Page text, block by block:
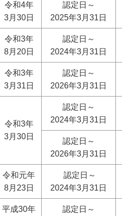
令和4年
3月30日
認定日～
2025年3月31日
令和3年
8月20日
認定日～
2024年3月31日
令和3年
3月31日
認定日～
2026年3月31日
令和3年
3月30日
認定日～
2024年3月31日
認定日～
2026年3月31日
令和元年
8月23日
認定日～
2024年3月31日
平成30年
認定日～